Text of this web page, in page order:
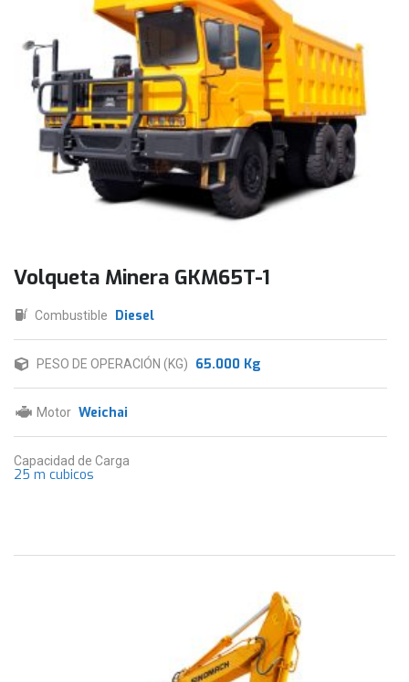
Volqueta Minera GKM65T-1
Combustible Diesel
PESO DE OPERACIÓN (KG) 65.000 Kg
Motor Weichai
Capacidad de Carga
25 m cubicos